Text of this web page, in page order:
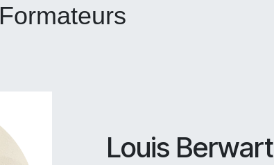
Formateurs
Louis Berwart